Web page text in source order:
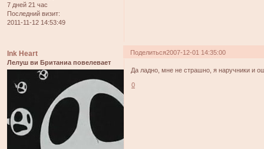
7 дней 21 час
Последний визит:
2011-11-12 14:53:49
Поделиться2007-12-01 14:35:00
Ink Heart
Лелуш ви Британиа повелевает
Да ладно, мне не страшно, я наручники и
0